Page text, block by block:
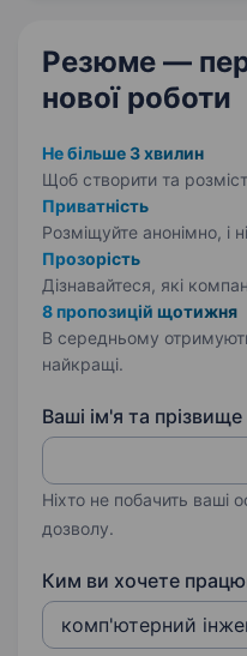
Резюме —
нової роботи
Не більше 3 хвилин
Щоб створити та
Приватність
Розміщуйте анонімно, і
Прозорість
Дізнавайтеся, які
8 пропозицій щотижня
В середньому
найкращі.
Ваші ім'я та прізвище
Ніхто не побачить ваші
дозволу.
Ким ви хочете